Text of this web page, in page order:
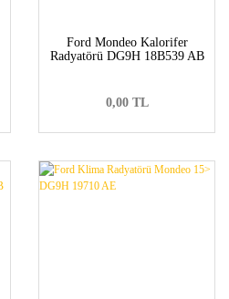
Ford Mondeo Kalorifer
Radyatörü DG9H 18B539 AB
0,00 TL